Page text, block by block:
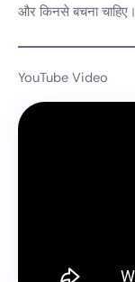
और किनसे बचना चाहिए।
YouTube Video